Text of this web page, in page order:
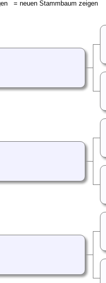
= neuen Stammbaum zeigen